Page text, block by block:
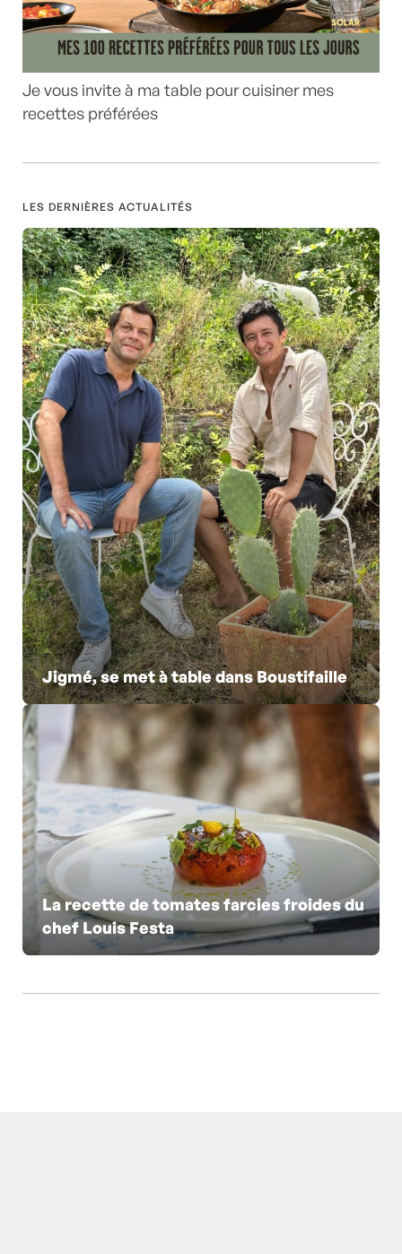
Je vous invite à ma table pour cuisiner mes
recettes préférées
LES DERNIÈRES ACTUALITÉS
Jigmé, se met à table dans Boustifaille
La recette de tomates farcies froides du
chef Louis Festa